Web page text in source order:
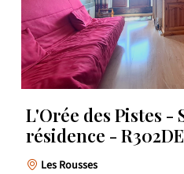
L'Orée des Pistes -
résidence -
Les Rousses